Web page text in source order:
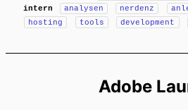
intern
analysen nerdenz
hosting
tools development
Adobe